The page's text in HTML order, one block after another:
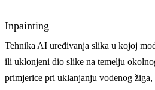
Inpainting
Tehnika AI uređivanja slika u kojoj
ili uklonjeni dio slike na temelju
primjerice pri uklanjanju vodenog žiga,